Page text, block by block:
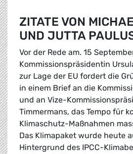
ZITATE VON
UND JUTTA
Vor der Rede am. 15
Kommissionspräsidentin
zur Lage der EU fordert die
in einem Brief an die
und an Vize-
Timmermans, das Tempo für
Klimaschutz-Maßnahmen
Das Klimapaket wurde heute
Hintergrund des IPCC-